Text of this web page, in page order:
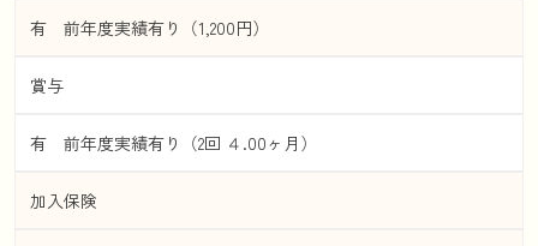
有 前年度実績有り（1,200円）
賞与
有 前年度実績有り（2回 ４.00ヶ月）
加入保険